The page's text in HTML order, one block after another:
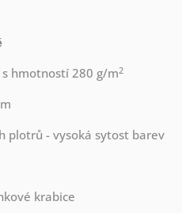
hmotností 280 g/m2
plotrů - vysoká sytost barev
krabice